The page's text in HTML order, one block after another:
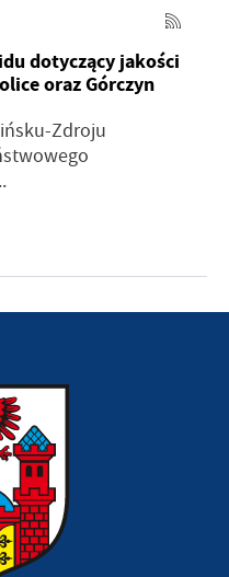
dotyczący jakości
oraz Górczyn
Zdroju